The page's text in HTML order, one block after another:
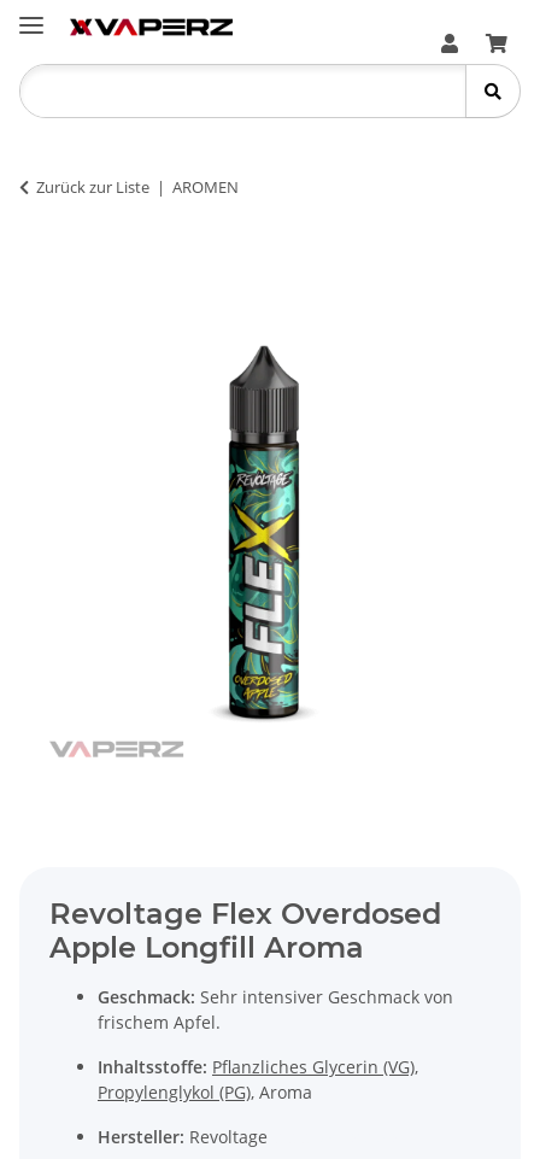
Zurück zur Liste AROMEN
Revoltage Flex Overdosed
Apple Longfill Aroma
Geschmack: Sehr intensiver Geschmack von
frischem Apfel.
Inhaltsstoffe: Pflanzliches Glycerin (VG),
Propylenglykol (PG), Aroma
Hersteller: Revoltage